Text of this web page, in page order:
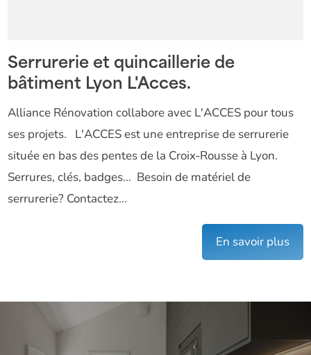
Serrurerie et quincaillerie de
bâtiment Lyon L'Acces.
Alliance Rénovation collabore avec L'ACCES pour tous
ses projets. L'ACCES est une entreprise de serrurerie
située en bas des pentes de la Croix-Rousse à Lyon.
Serrures, clés, badges... Besoin de matériel de
serrurerie? Contactez...
En savoir plus